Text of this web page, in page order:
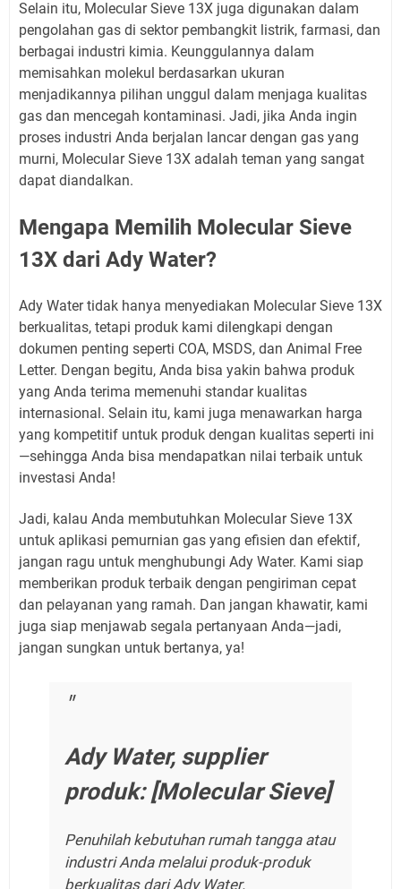
Selain itu, Molecular Sieve 13X juga digunakan dalam
pengolahan gas di sektor pembangkit listrik, farmasi, dan
berbagai industri kimia. Keunggulannya dalam
memisahkan molekul berdasarkan ukuran
menjadikannya pilihan unggul dalam menjaga kualitas
gas dan mencegah kontaminasi. Jadi, jika Anda ingin
proses industri Anda berjalan lancar dengan gas yang
murni, Molecular Sieve 13X adalah teman yang sangat
dapat diandalkan.
Mengapa Memilih Molecular Sieve
13X dari Ady Water?
Ady Water tidak hanya menyediakan Molecular Sieve 13X
berkualitas, tetapi produk kami dilengkapi dengan
dokumen penting seperti COA, MSDS, dan Animal Free
Letter. Dengan begitu, Anda bisa yakin bahwa produk
yang Anda terima memenuhi standar kualitas
internasional. Selain itu, kami juga menawarkan harga
yang kompetitif untuk produk dengan kualitas seperti ini
—sehingga Anda bisa mendapatkan nilai terbaik untuk
investasi Anda!
Jadi, kalau Anda membutuhkan Molecular Sieve 13X
untuk aplikasi pemurnian gas yang efisien dan efektif,
jangan ragu untuk menghubungi Ady Water. Kami siap
memberikan produk terbaik dengan pengiriman cepat
dan pelayanan yang ramah. Dan jangan khawatir, kami
juga siap menjawab segala pertanyaan Anda—jadi,
jangan sungkan untuk bertanya, ya!
Ady Water, supplier
produk: [Molecular Sieve]
Penuhilah kebutuhan rumah tangga atau
industri Anda melalui produk-produk
berkualitas dari Ady Water.